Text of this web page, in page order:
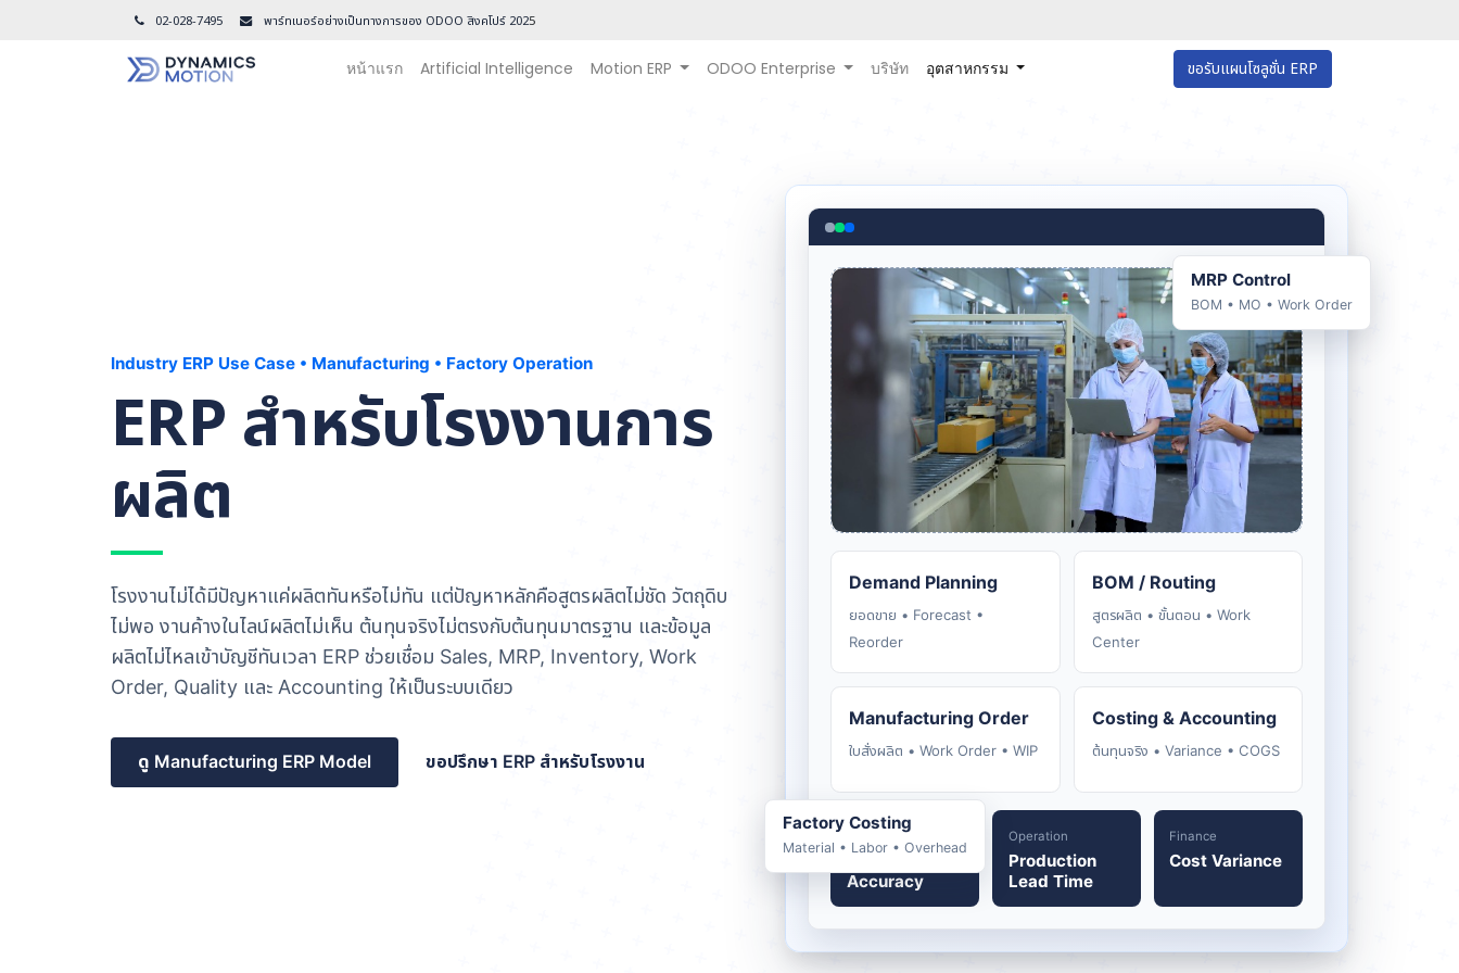
02-028-7495 พาร์ทเนอร์อย่างเป็นทางการของ ODOO สิงคโปร์ 2025
หน้าแรก Artificial Intelligence Motion ERP ODOO Enterprise บริษัท อุตสาหกรรม ขอรับแผนโซลูชั่น ERP
Industry ERP Use Case • Manufacturing • Factory Operation
ERP สำหรับโรงงานการ
ผลิต
โรงงานไม่ได้มีปัญหาแค่ผลิตทันหรือไม่ทัน แต่ปัญหาหลักคือสูตรผลิตไม่ชัด วัตถุดิบ
ไม่พอ งานค้างในไลน์ผลิตไม่เห็น ต้นทุนจริงไม่ตรงกับต้นทุนมาตรฐาน และข้อมูล
ผลิตไม่ไหลเข้าบัญชีทันเวลา ERP ช่วยเชื่อม Sales, MRP, Inventory, Work
Order, Quality และ Accounting ให้เป็นระบบเดียว
ดู Manufacturing ERP Model ขอปรึกษา ERP สำหรับโรงงาน
Demand Planning
ยอดขาย • Forecast •
Reorder
BOM / Routing
สูตรผลิต • ขั้นตอน • Work
Center
Manufacturing Order
ใบสั่งผลิต • Work Order • WIP
Costing & Accounting
ต้นทุนจริง • Variance • COGS
Accuracy
Operation
Production
Lead Time
Finance
Cost Variance
MRP Control
BOM • MO • Work Order
Factory Costing
Material • Labor • Overhead